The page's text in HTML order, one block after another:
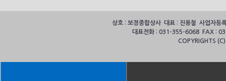
상호 : 보경종합상사 대표 : 진용철 사업자
대표전화 : 031-355-6068 FAX :
COPYRIGHTS (C)